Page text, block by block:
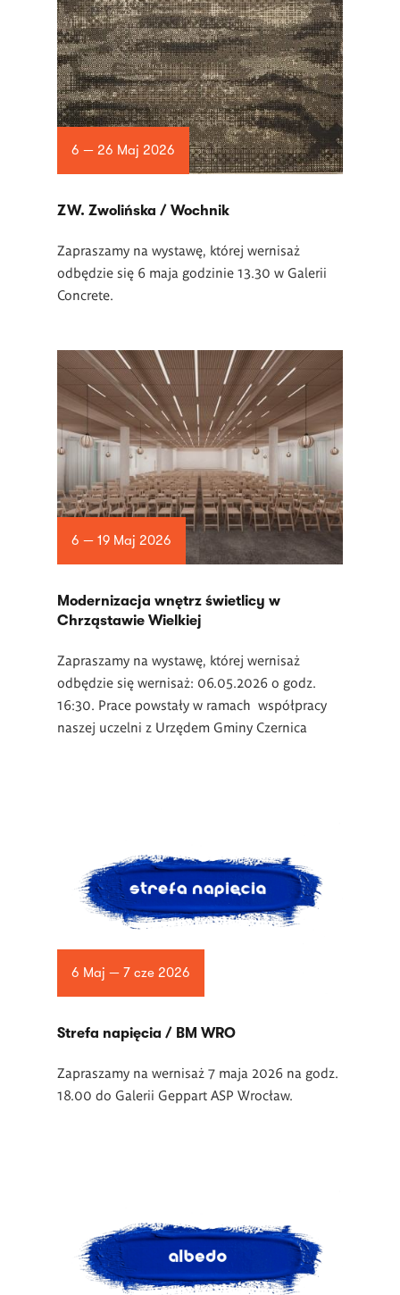
6 — 26 Maj 2026
ZW. Zwolińska / Wochnik
Zapraszamy na wystawę, której wernisaż
odbędzie się 6 maja godzinie 13.30 w Galerii
Concrete.
6 — 19 Maj 2026
Modernizacja wnętrz świetlicy w
Chrząstawie Wielkiej
Zapraszamy na wystawę, której wernisaż
odbędzie się wernisaż: 06.05.2026 o godz.
16:30. Prace powstały w ramach współpracy
naszej uczelni z Urzędem Gminy Czernica
6 Maj — 7 cze 2026
Strefa napięcia / BM WRO
Zapraszamy na wernisaż 7 maja 2026 na godz.
18.00 do Galerii Geppart ASP Wrocław.